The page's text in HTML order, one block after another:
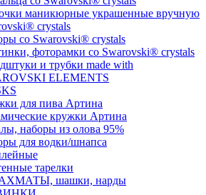
маникюрные украшенные вручную
crystals
со Swarovski® crystals
фоторамки со Swarovski® crystals
и трубки made with
ELEMENTS
для пива Артина
кружки Артина
наборы из олова 95%
для водки/шнапса
тарелки
шашки, нарды